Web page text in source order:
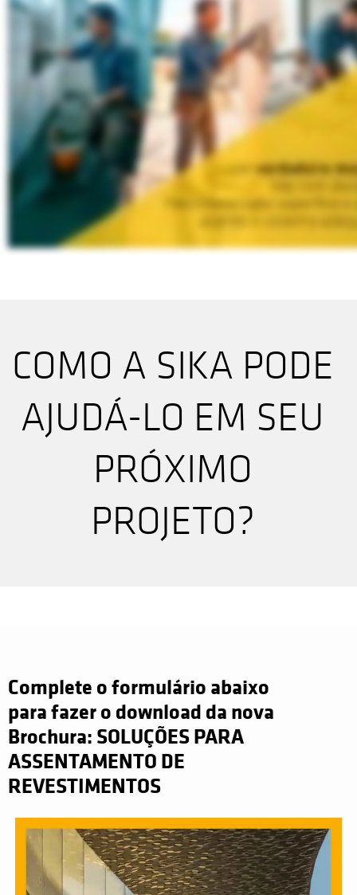
COMO A SIKA PODE
AJUDÁ-LO EM SEU
PRÓXIMO
PROJETO?
Complete o formulário abaixo
para fazer o download da nova
Brochura: SOLUÇÕES PARA
ASSENTAMENTO DE
REVESTIMENTOS